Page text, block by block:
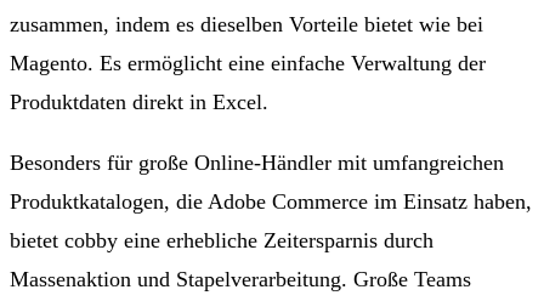
zusammen, indem es dieselben Vorteile bietet wie bei
Magento. Es ermöglicht eine einfache Verwaltung der
Produktdaten direkt in Excel.
Besonders für große Online-Händler mit umfangreichen
Produktkatalogen, die Adobe Commerce im Einsatz haben,
bietet cobby eine erhebliche Zeitersparnis durch
Massenaktion und Stapelverarbeitung. Große Teams